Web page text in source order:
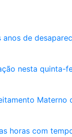
de
nesta quinta-
Materno
horas com